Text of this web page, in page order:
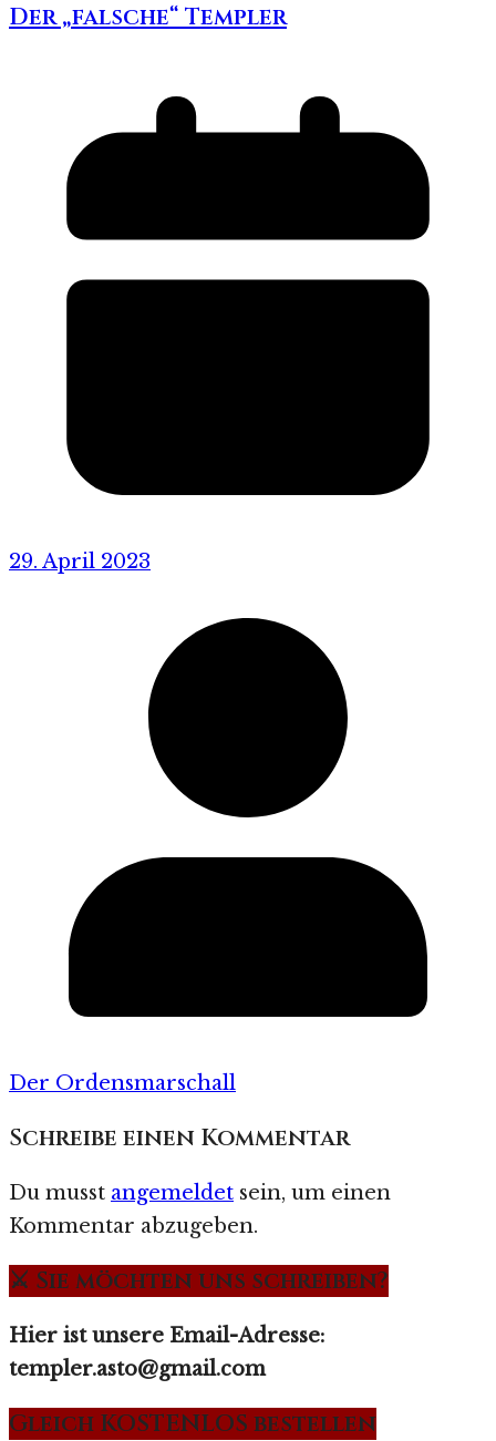
Der „falsche“ Templer
29. April 2023
Der Ordensmarschall
Schreibe einen Kommentar
Du musst angemeldet sein, um einen
Kommentar abzugeben.
⚔️ Sie möchten uns schreiben?
Hier ist unsere Email-Adresse:
templer.asto@gmail.com
Gleich KOSTENLOS bestellen